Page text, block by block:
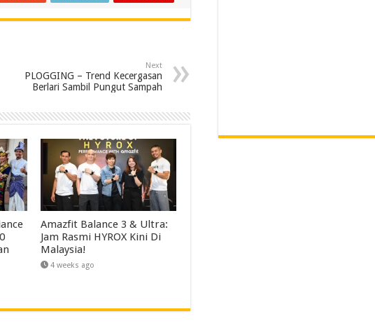
Next
PLOGGING – Trend Kecergasan
Berlari Sambil Pungut Sampah
Amazfit Balance 3 & Ultra:
Jam Rasmi HYROX Kini Di
Malaysia!
4 weeks ago